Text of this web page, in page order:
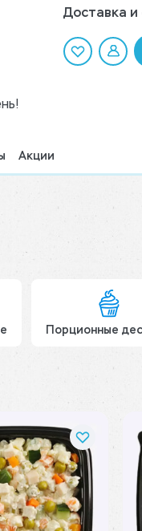
Доставка и
Акции
Порционные